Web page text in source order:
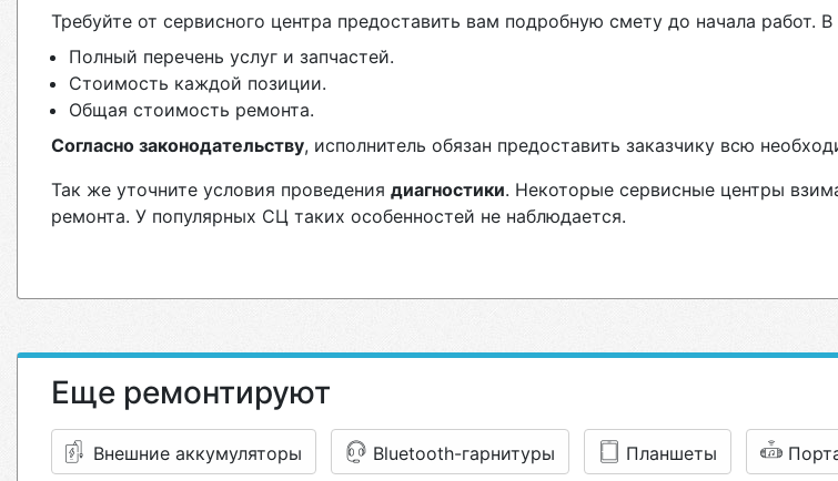
Требуйте от сервисного центра предоставить вам подробную смету до начала работ.
Полный перечень услуг и запчастей.
Стоимость каждой позиции.
Общая стоимость ремонта.
Согласно законодательству, исполнитель обязан предоставить заказчику всю
Так же уточните условия проведения диагностики. Некоторые сервисные центры
ремонта. У популярных СЦ таких особенностей не наблюдается.
Еще ремонтируют
Внешние аккумуляторы Bluetooth-гарнитуры Планшеты